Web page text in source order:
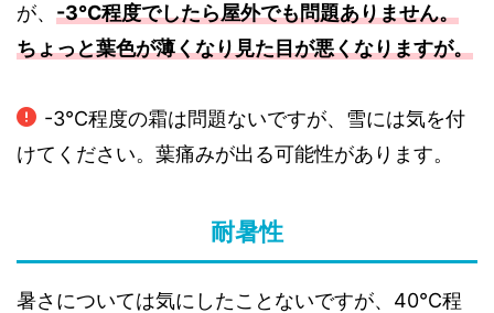
が、 -3℃程度でしたら屋外でも問題ありません。
ちょっと葉色が薄くなり見た目が悪くなりますが。
-3℃程度の霜は問題ないですが、雪には気を付
けてください。葉痛みが出る可能性があります。
耐暑性
暑さについては気にしたことないですが、40℃程